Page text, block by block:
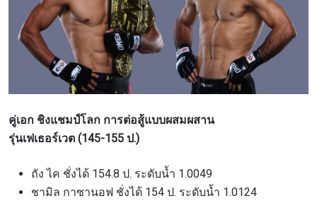
คู่เอก ชิงแชมป์โลก การต่อสู้แบบผสมผสาน
รุ่นเฟเธอร์เวต (145-155 ป.)
ถัง ไค ชั่งได้ 154.8 ป. ระดับน้ำ 1.0049
ชามิล กาซานอฟ ชั่งได้ 154 ป. ระดับน้ำ 1.0124